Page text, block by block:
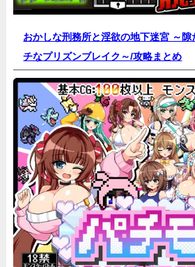
おかしな刑務所と淫欲の地下迷宮 ～隙
チなプリズンブレイク～/攻略まとめ